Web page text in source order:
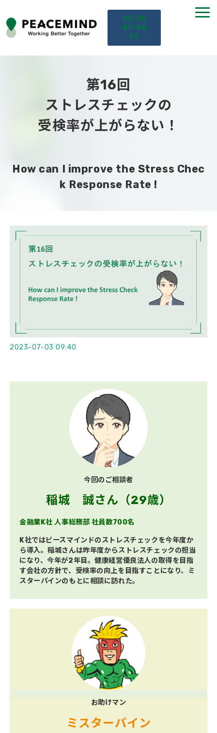
03-35
41-86
56
課題から探す
会社概要
第16回
ストレスチェックの
受検率が上がらない！
How can I improve the Stress Chec
k Response Rate !
2023-07-03 09:40
今回のご相談者
稲城　誠さん（29歳）
金融業K社 人事総務部 社員数700名
K社ではピースマインドのストレスチェックを今年度か
ら導入。稲城さんは昨年度からストレスチェックの担当
になり、今年が2年目。健康経営優良法人の取得を目指
す会社の方針で、受検率の向上を目指すことになり、ミ
スターパインのもとに相談に訪れた。
お助けマン
ミスターパイン